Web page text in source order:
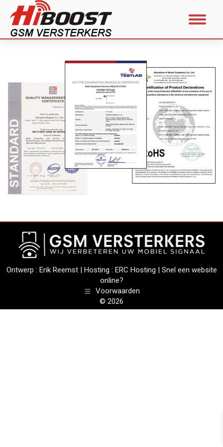
Ontwerp : Erik Reemst| Hosting : ERC Hosting | Snel een website
online?
Voorwaarden
© 2026